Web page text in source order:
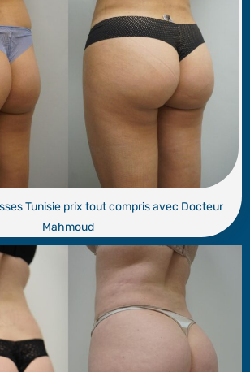
Tunisie prix tout compris avec Docteur
Mahmoud